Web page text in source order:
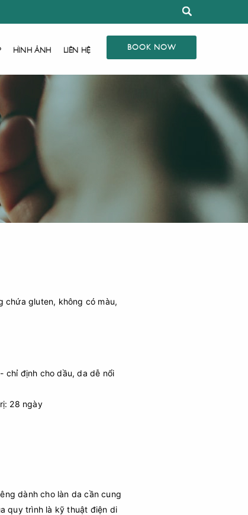
HÌNH ẢNH LIÊN HỆ BOOK NOW
chứa gluten, không có màu,
chỉ định cho dầu, da dễ nổi
28 ngày
dành cho làn da cần cung
quy trình là kỹ thuật điện di